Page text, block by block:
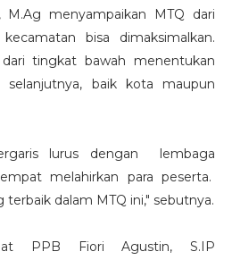
M.Ag menyampaikan MTQ dari
bisa dimaksimalkan.
tingkat bawah menentukan
selanjutnya, baik kota maupun
lurus dengan lembaga
melahirkan para peserta.
terbaik dalam MTQ ini," sebutnya.
PPB Fiori Agustin, S.IP